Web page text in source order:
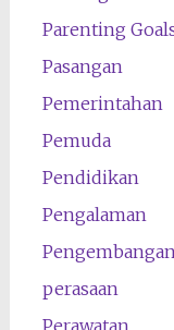
Parenting
Pasangan
Pemerintahan
Pemuda
Pendidikan
Pengalaman
perasaan